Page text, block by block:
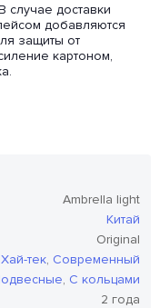
случае доставки
добавляются
защиты от
картоном,
Ambrella light
Китай
Original
Хай-тек, Современный
, С кольцами
2 года